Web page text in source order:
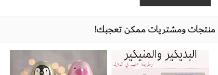
منتجات ومشتريات ممكن تعجبك!